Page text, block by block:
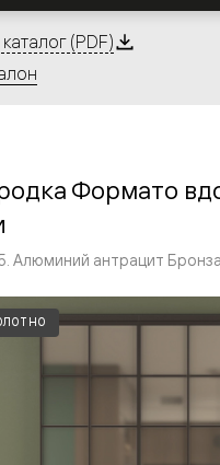
перегородки имеют
дверьми и легко
перегородок и дверей
панелями Волховец.
(PDF)
Формато
Алюминий антрацит